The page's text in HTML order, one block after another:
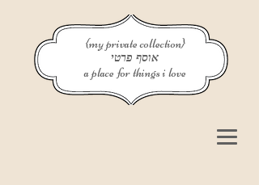
{my private collection}
אוסף פרטי
a place for things i love